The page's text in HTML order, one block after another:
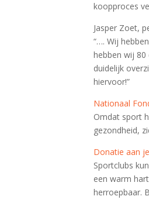
koopproces
Jasper Zoet,
“…. Wij
hebben wij 80
duidelijk
hiervoor!”​
Nationaal
Omdat sport
gezondheid,
Donatie aan
Sportclubs
een warm
herroepbaar.